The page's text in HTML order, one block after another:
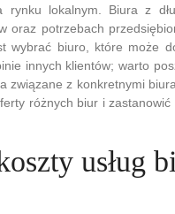
rynku lokalnym. Biura z
oraz potrzebach
wybrać biuro, które może
innych klientów; warto
związane z konkretnymi
różnych biur i
usług